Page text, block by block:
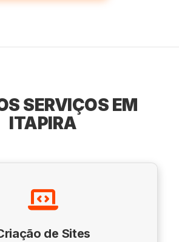
SERVIÇOS EM
ITAPIRA
de Sites